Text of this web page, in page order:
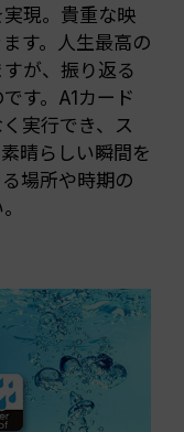
現。貴重な映
す。人生最高の
が、振り返る
す。A1カード
実行でき、ス
晴らしい瞬間を
場所や時期の